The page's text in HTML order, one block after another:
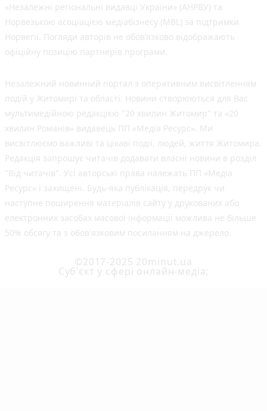
«Незалежні регіональні видавці України» (АНРВУ) та
Норвезькою асоціацією медіабізнесу (MBL) за підтримки
Норвегії. Погляди авторів не обов’язково відображають
офіційну позицію партнерів програми.
Незалежний новинний портал з оперативним висвітленням
подій у Житомирі та області. Новини створюються для Вас
мультимедійною редакцією "20 хвилин Житомир" та «20
хвилин Романів» видавець ПП «Медіа Ресурс». Ми
висвітлюємо важливі та цікаві події, людей, життя Житомира.
Редакція запрошує читачів додавати власні новини в розділ
"Від читачів". Усі авторські права належать ПП «Медіа
Ресурс» і захищені. Будь-яка публiкацiя, передрук чи
наступне поширення матеріалів сайту у друкованих або
електронних засобах масової інформації можлива не більше
50% обсягу та з обов'язковим посиланням на джерело.
©2017-2025 20minut.ua
Cуб'єкт у сфері онлайн-медіа;